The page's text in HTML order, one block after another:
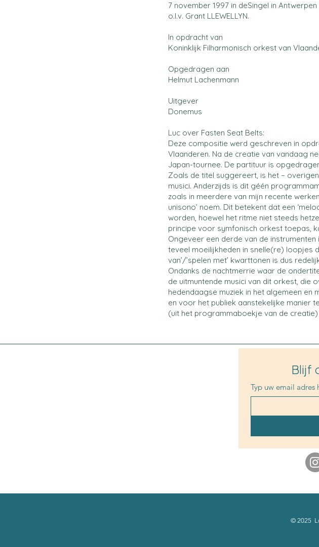
7 november 1997 in deSingel in
o.l.v. Grant LLEWELLYN.
In opdracht van
Koninklijk Filharmonisch orkest van
Opgedragen aan
Helmut Lachenmann
Uitgever
Donemus
Luc over Fasten Seat Belts:
Deze compositie werd geschreven in
Vlaanderen. Na de creatie van vandaag
Japan-tournee. De partituur is
Zoals de titel suggereert, is het –
musici. Anderzijds is dit géén
zoals in meerdere van mijn recente
unisono’ noem. Dit betekent dat een
worden, hoewel het ritme niet steeds
principe voor symfonisch orkest toepas,
Ongeveer een derde van de
teveel moeilijkheden in snelle(re) loopjes
van’/’spelen met’ kwarttonen is dus
Ondanks de nachtmerrie waar de
de uitmuntende musici van dit orkest, die
hedendaagse muziek in het algemeen en
en voor het publiek aanstekelijke manier
(uit het programmaboekje van de creatie)
Blijf
Typ uw email adres
© 2025